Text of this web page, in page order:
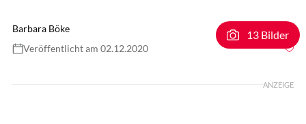
Barbara Böke
Veröffentlicht am 02.12.2020
13 Bilder
ANZEIGE